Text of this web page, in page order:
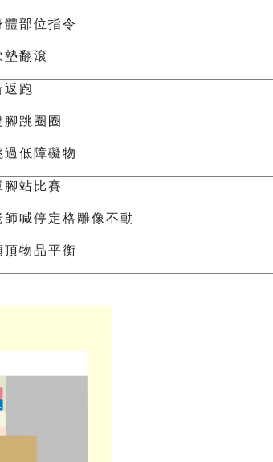
體部位指令
墊翻滾
返跑
腳跳圈圈
過低障礙物
腳站比賽
師喊停定格雕像不動
頂物品平衡